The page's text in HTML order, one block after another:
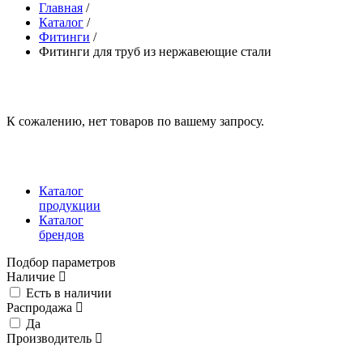
Главная /
Каталог /
Фитинги /
Фитинги для труб из нержавеющие стали
К сожалению, нет товаров по вашему запросу.
Каталог
продукции
Каталог
брендов
Подбор параметров
Наличие
Есть в наличии
Распродажа
Да
Производитель